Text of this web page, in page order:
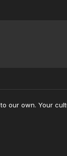
our own. Your